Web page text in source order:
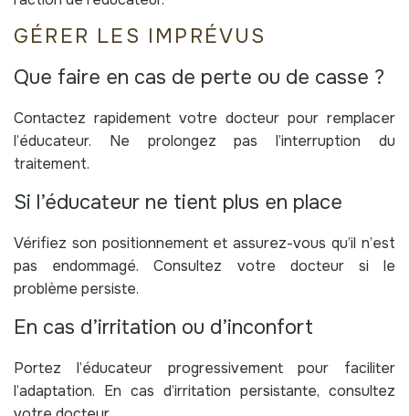
GÉRER LES IMPRÉVUS
Que faire en cas de perte ou de casse ?
Contactez rapidement votre docteur pour remplacer
l’éducateur. Ne prolongez pas l’interruption du
traitement.
Si l’éducateur ne tient plus en place
Vérifiez son positionnement et assurez-vous qu’il n’est
pas endommagé. Consultez votre docteur si le
problème persiste.
En cas d’irritation ou d’inconfort
Portez l’éducateur progressivement pour faciliter
l’adaptation. En cas d’irritation persistante, consultez